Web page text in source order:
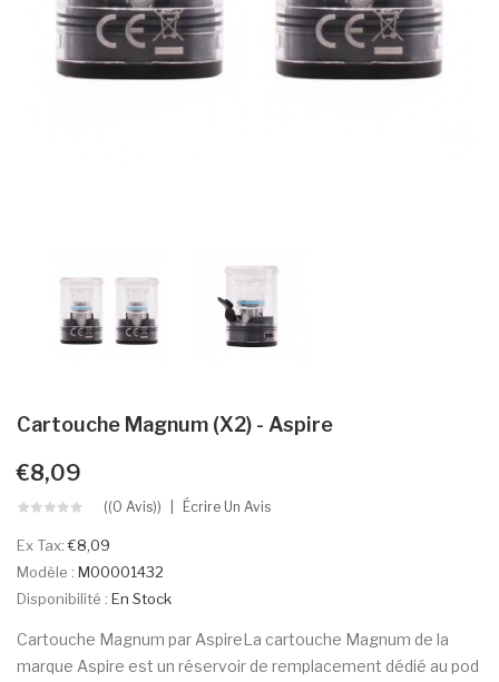
Cartouche Magnum (x2) - Aspire
€8,09
((0 Avis)) Écrire Un Avis
Ex Tax:€8,09
Modèle : M00001432
Disponibilité : En Stock
Cartouche Magnum par AspireLa cartouche Magnum de la
marque Aspire est un réservoir de remplacement dédié au pod